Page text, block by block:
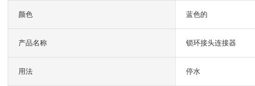
颜色 蓝色的
产品名称 锁环接头连接器
用法 停水